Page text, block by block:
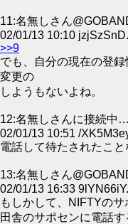
11:名無しさん
02/01/13 10:10
>>9
でも、自分の現在の登録
変更の
しようもないよね。
12:名無しさんに接続中…
02/01/13 10:51 /
電話して待たされたこ
13:名無しさん
02/01/13 16:33
もしかして、NIFTYの
田舎のサポセンに電話